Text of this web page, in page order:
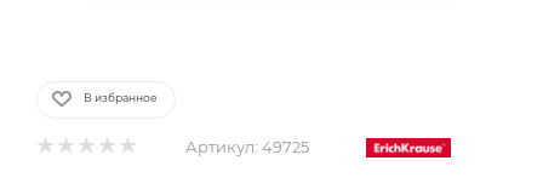
В избранное
Артикул: 49725